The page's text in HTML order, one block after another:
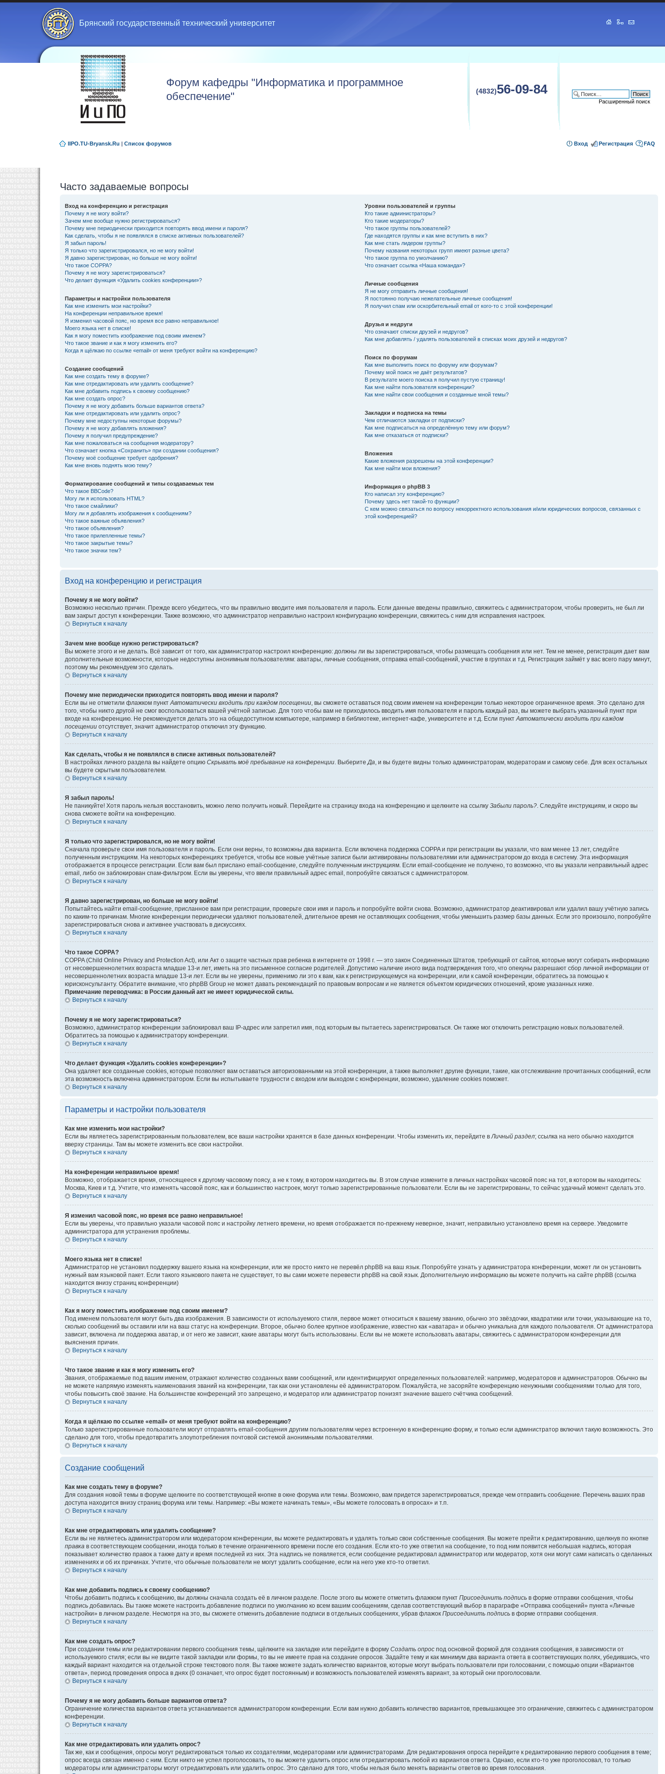
Брянский государственный технический университет
Форум кафедры "Информатика и программное
обеспечение"
(4832)56-09-84
Расширенный поиск
IIPO.TU-Bryansk.Ru | Список форумов FAQ
Регистрация
Вход
Часто задаваемые вопросы
Вход на конференцию и регистрация
Почему я не могу войти?
Зачем мне вообще нужно регистрироваться?
Почему мне периодически приходится повторять ввод имени и пароля?
Как сделать, чтобы я не появлялся в списке активных пользователей?
Я забыл пароль!
Я только что зарегистрировался, но не могу войти!
Я давно зарегистрирован, но больше не могу войти!
Что такое COPPA?
Почему я не могу зарегистрироваться?
Что делает функция «Удалить cookies конференции»?
Параметры и настройки пользователя
Как мне изменить мои настройки?
На конференции неправильное время!
Я изменил часовой пояс, но время все равно неправильное!
Моего языка нет в списке!
Как я могу поместить изображение под своим именем?
Что такое звание и как я могу изменить его?
Когда я щёлкаю по ссылке «email» от меня требуют войти на конференцию?
Создание сообщений
Как мне создать тему в форуме?
Как мне отредактировать или удалить сообщение?
Как мне добавить подпись к своему сообщению?
Как мне создать опрос?
Почему я не могу добавить больше вариантов ответа?
Как мне отредактировать или удалить опрос?
Почему мне недоступны некоторые форумы?
Почему я не могу добавлять вложения?
Почему я получил предупреждение?
Как мне пожаловаться на сообщения модератору?
Что означает кнопка «Сохранить» при создании сообщения?
Почему моё сообщение требует одобрения?
Как мне вновь поднять мою тему?
Форматирование сообщений и типы создаваемых тем
Что такое BBCode?
Могу ли я использовать HTML?
Что такое смайлики?
Могу ли я добавлять изображения к сообщениям?
Что такое важные объявления?
Что такое объявления?
Что такое прилепленные темы?
Что такое закрытые темы?
Что такое значки тем?
Уровни пользователей и группы
Кто такие администраторы?
Кто такие модераторы?
Что такое группы пользователей?
Где находятся группы и как мне вступить в них?
Как мне стать лидером группы?
Почему названия некоторых групп имеют разные цвета?
Что такое группа по умолчанию?
Что означает ссылка «Наша команда»?
Личные сообщения
Я не могу отправить личные сообщения!
Я постоянно получаю нежелательные личные сообщения!
Я получил спам или оскорбительный email от кого-то с этой конференции!
Друзья и недруги
Что означают списки друзей и недругов?
Как мне добавлять / удалять пользователей в списках моих друзей и недругов?
Поиск по форумам
Как мне выполнить поиск по форуму или форумам?
Почему мой поиск не даёт результатов?
В результате моего поиска я получил пустую страницу!
Как мне найти пользователя конференции?
Как мне найти свои сообщения и созданные мной темы?
Закладки и подписка на темы
Чем отличаются закладки от подписки?
Как мне подписаться на определённую тему или форум?
Как мне отказаться от подписки?
Вложения
Какие вложения разрешены на этой конференции?
Как мне найти мои вложения?
Информация о phpBB 3
Кто написал эту конференцию?
Почему здесь нет такой-то функции?
С кем можно связаться по вопросу некорректного использования и/или юридических вопросов, связанных с
этой конференцией?
Вход на конференцию и регистрация
Почему я не могу войти?
Возможно несколько причин. Прежде всего убедитесь, что вы правильно вводите имя пользователя и пароль. Если данные введены правильно, свяжитесь с администратором, чтобы проверить, не был ли
вам закрыт доступ к конференции. Также возможно, что администратор неправильно настроил конфигурацию конференции, свяжитесь с ним для исправления настроек.
Вернуться к началу
Зачем мне вообще нужно регистрироваться?
Вы можете этого и не делать. Всё зависит от того, как администратор настроил конференцию: должны ли вы зарегистрироваться, чтобы размещать сообщения или нет. Тем не менее, регистрация дает вам
дополнительные возможности, которые недоступны анонимным пользователям: аватары, личные сообщения, отправка email-сообщений, участие в группах и т.д. Регистрация займёт у вас всего пару минут,
поэтому мы рекомендуем это сделать.
Вернуться к началу
Почему мне периодически приходится повторять ввод имени и пароля?
Если вы не отметили флажком пунктАвтоматически входить при каждом посещении, вы сможете оставаться под своим именем на конференции только некоторое ограниченное время. Это сделано для
того, чтобы никто другой не смог воспользоваться вашей учётной записью. Для того чтобы вам не приходилось вводить имя пользователя и пароль каждый раз, вы можете выбрать указанный пункт при
входе на конференцию. Не рекомендуется делать это на общедоступном компьютере, например в библиотеке, интернет-кафе, университете и т.д. Если пунктАвтоматически входить при каждом
посещении отсутствует, значит администратор отключил эту функцию.
Вернуться к началу
Как сделать, чтобы я не появлялся в списке активных пользователей?
В настройках личного раздела вы найдете опцию Скрывать моё пребывание на конференции. ВыберитеДа, и вы будете видны только администраторам, модераторам и самому себе. Для всех остальных
вы будете скрытым пользователем.
Вернуться к началу
Я забыл пароль!
Не паникуйте! Хотя пароль нельзя восстановить, можно легко получить новый. Перейдите на страницу входа на конференцию и щелкните на ссылку Забыли пароль?. Следуйте инструкциям, и скоро вы
снова сможете войти на конференцию.
Вернуться к началу
Я только что зарегистрировался, но не могу войти!
Сначала проверьте свои имя пользователя и пароль. Если они верны, то возможны два варианта. Если включена поддержка COPPA и при регистрации вы указали, что вам менее 13 лет, следуйте
полученным инструкциям. На некоторых конференциях требуется, чтобы все новые учётные записи были активированы пользователями или администратором до входа в систему. Эта информация
отображается в процессе регистрации. Если вам был прислано email-сообщение, следуйте полученным инструкциям. Если email-сообщение не получено, то возможно, что вы указали неправильный адрес
email, либо он заблокирован спам-фильтром. Если вы уверены, что ввели правильный адрес email, попробуйте связаться с администратором.
Вернуться к началу
Я давно зарегистрирован, но больше не могу войти!
Попытайтесь найти email-сообщение, присланное вам при регистрации, проверьте свои имя и пароль и попробуйте войти снова. Возможно, администратор деактивировал или удалил вашу учётную запись
по каким-то причинам. Многие конференции периодически удаляют пользователей, длительное время не оставляющих сообщения, чтобы уменьшить размер базы данных. Если это произошло, попробуйте
зарегистрироваться снова и активнее участвовать в дискуссиях.
Вернуться к началу
Что такое COPPA?
COPPA (Child Online Privacy and Protection Act), или Акт о защите частных прав ребенка в интернете от 1998 г. — это закон Соединенных Штатов, требующий от сайтов, которые могут собирать информацию
от несовершеннолетних возраста младше 13-и лет, иметь на это письменное согласие родителей. Допустимо наличие иного вида подтверждения того, что опекуны разрешают сбор личной информации от
несовершеннолетних возраста младше 13-и лет. Если вы не уверены, применимо ли это к вам, как к регистрирующемуся на конференции, или к самой конференции, обратитесь за помощью к
юрисконсультанту. Обратите внимание, что phpBB Group не может давать рекомендаций по правовым вопросам и не является объектом юридических отношений, кроме указанных ниже.
Примечание переводчика: в России данный акт не имеет юридической силы.
Вернуться к началу
Почему я не могу зарегистрироваться?
Возможно, администратор конференции заблокировал ваш IP-адрес или запретил имя, под которым вы пытаетесь зарегистрироваться. Он также мог отключить регистрацию новых пользователей.
Обратитесь за помощью к администратору конференции.
Вернуться к началу
Что делает функция «Удалить cookies конференции»?
Она удаляет все созданные cookies, которые позволяют вам оставаться авторизованными на этой конференции, а также выполняет другие функции, такие, как отслеживание прочитанных сообщений, если
эта возможность включена администратором. Если вы испытываете трудности с входом или выходом с конференции, возможно, удаление cookies поможет.
Вернуться к началу
Параметры и настройки пользователя
Как мне изменить мои настройки?
Если вы являетесь зарегистрированным пользователем, все ваши настройки хранятся в базе данных конференции. Чтобы изменить их, перейдите вЛичный раздел; ссылка на него обычно находится
вверху страницы. Там вы можете изменить все свои настройки.
Вернуться к началу
На конференции неправильное время!
Возможно, отображается время, относящееся к другому часовому поясу, а не к тому, в котором находитесь вы. В этом случае измените в личных настройках часовой пояс на тот, в котором вы находитесь:
Москва, Киев и т.д. Учтите, что изменять часовой пояс, как и большинство настроек, могут только зарегистрированные пользователи. Если вы не зарегистрированы, то сейчас удачный момент сделать это.
Вернуться к началу
Я изменил часовой пояс, но время все равно неправильное!
Если вы уверены, что правильно указали часовой пояс и настройку летнего времени, но время отображается по-прежнему неверное, значит, неправильно установлено время на сервере. Уведомите
администратора для устранения проблемы.
Вернуться к началу
Моего языка нет в списке!
Администратор не установил поддержку вашего языка на конференции, или же просто никто не перевёл phpBB на ваш язык. Попробуйте узнать у администратора конференции, может ли он установить
нужный вам языковой пакет. Если такого языкового пакета не существует, то вы сами можете перевести phpBB на свой язык. Дополнительную информацию вы можете получить на сайте phpBB (ссылка
находится внизу страниц конференции)
Вернуться к началу
Как я могу поместить изображение под своим именем?
Под именем пользователя могут быть два изображения. В зависимости от используемого стиля, первое может относиться к вашему званию, обычно это звёздочки, квадратики или точки, указывающие на то,
сколько сообщений вы оставили или на ваш статус на конференции. Второе, обычно более крупное изображение, известно как «аватара» и обычно уникальна для каждого пользователя. От администратора
зависит, включена ли поддержка аватар, и от него же зависит, какие аватары могут быть использованы. Если вы не можете использовать аватары, свяжитесь с администратором конференции для
выяснения причин.
Вернуться к началу
Что такое звание и как я могу изменить его?
Звания, отображаемые под вашим именем, отражают количество созданных вами сообщений, или идентифицируют определенных пользователей: например, модераторов и администраторов. Обычно вы
не можете напрямую изменять наименования званий на конференции, так как они установлены её администратором. Пожалуйста, не засоряйте конференцию ненужными сообщениями только для того,
чтобы повысить своё звание. На большинстве конференций это запрещено, и модератор или администратор понизят значение вашего счётчика сообщений.
Вернуться к началу
Когда я щёлкаю по ссылке «email» от меня требуют войти на конференцию?
Только зарегистрированные пользователи могут отправлять email-сообщения другим пользователям через встроенную в конференцию форму, и только если администратор включил такую возможность. Это
сделано для того, чтобы предотвратить злоупотребления почтовой системой анонимными пользователями.
Вернуться к началу
Создание сообщений
Как мне создать тему в форуме?
Для создания новой темы в форуме щелкните по соответствующей кнопке в окне форума или темы. Возможно, вам придется зарегистрироваться, прежде чем отправить сообщение. Перечень ваших прав
доступа находится внизу страниц форума или темы. Например: «Вы можете начинать темы», «Вы можете голосовать в опросах» и т.п.
Вернуться к началу
Как мне отредактировать или удалить сообщение?
Если вы не являетесь администратором или модератором конференции, вы можете редактировать и удалять только свои собственные сообщения. Вы можете прейти к редактированию, щелкнув по кнопке
правка в соответствующем сообщении, иногда только в течение ограниченного времени после его создания. Если кто-то уже ответил на сообщение, то под ним появится небольшая надпись, которая
показывает количество правок а также дату и время последней из них. Эта надпись не появляется, если сообщение редактировал администратор или модератор, хотя они могут сами написать о сделанных
изменениях и об их причинах. Учтите, что обычные пользователи не могут удалить сообщение, если на него уже кто-то ответил.
Вернуться к началу
Как мне добавить подпись к своему сообщению?
Чтобы добавить подпись к сообщению, вы должны сначала создать её в личном разделе. После этого вы можете отметить флажком пункт Присоединить подпись в форме отправки сообщения, чтобы
подпись добавилась. Вы также можете настроить добавление подписи по умолчанию ко всем вашим сообщениям, сделав соответствующий выбор в параграфе «Отправка сообщений» пункта «Личные
настройки» в личном разделе. Несмотря на это, вы сможете отменить добавление подписи в отдельных сообщениях, убрав флажок Присоединить подпись в форме отправки сообщения.
Вернуться к началу
Как мне создать опрос?
При создании темы или редактировании первого сообщения темы, щёлкните на закладке или перейдите в форму Создать опрос под основной формой для создания сообщения, в зависимости от
используемого стиля; если вы не видите такой закладки или формы, то вы не имеете прав на создание опросов. Задайте тему и как минимум два варианта ответа в соответствующих полях, убедившись, что
каждый вариант находится на отдельной строке текстового поля. Вы также можете задать количество вариантов, которые могут выбрать пользователи при голосовании, с помощью опции «Вариантов
ответа», период проведения опроса в днях (0 означает, что опрос будет постоянным) и возможность пользователей изменять вариант, за который они проголосовали.
Вернуться к началу
Почему я не могу добавить больше вариантов ответа?
Ограничение количества вариантов ответа устанавливается администратором конференции. Если вам нужно добавить количество вариантов, превышающее это ограничение, свяжитесь с администратором
конференции.
Вернуться к началу
Как мне отредактировать или удалить опрос?
Так же, как и сообщения, опросы могут редактироваться только их создателями, модераторами или администраторами. Для редактирования опроса перейдите к редактированию первого сообщения в теме;
опрос всегда связан именно с ним. Если никто не успел проголосовать, то вы можете удалить опрос или отредактировать любой из вариантов ответа. Однако, если кто-то уже проголосовал, то только
модераторы или администраторы могут отредактировать или удалить опрос. Это сделано для того, чтобы нельзя было менять варианты ответов во время голосования.